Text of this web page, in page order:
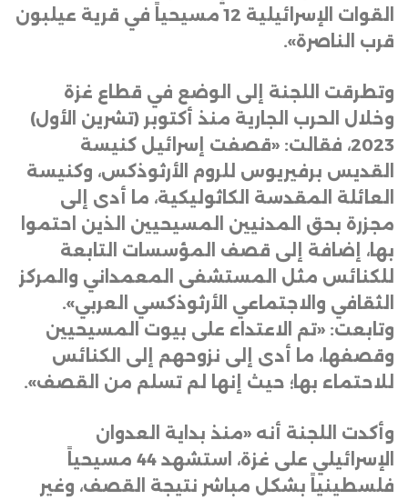
القوات الإسرائيلية 12 مسيحياً في قرية عيلبون
قرب الناصرة».
وتطرقت اللجنة إلى الوضع في قطاع غزة
وخلال الحرب الجارية منذ أكتوبر (تشرين الأول)
2023، فقالت: «قصفت إسرائيل كنيسة
القديس برفيريوس للروم الأرثوذكس، وكنيسة
العائلة المقدسة الكاثوليكية، ما أدى إلى
مجزرة بحق المدنيين المسيحيين الذين احتموا
بها، إضافة إلى قصف المؤسسات التابعة
للكنائس مثل المستشفى المعمداني والمركز
الثقافي والاجتماعي الأرثوذكسي العربي».
وتابعت: «تم الاعتداء على بيوت المسيحيين
وقصفها، ما أدى إلى نزوحهم إلى الكنائس
للاحتماء بها؛ حيث إنها لم تسلم من القصف».
وأكدت اللجنة أنه «منذ بداية العدوان
الإسرائيلي على غزة، استشهد 44 مسيحياً
فلسطينياً بشكل مباشر نتيجة القصف، وغير